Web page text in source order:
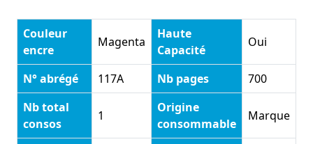
Couleur
encre
Magenta
Haute
Capacité
Oui
N° abrégé 117A Nb pages
700
Nb total
consos
1
Origine
consommable
Marque